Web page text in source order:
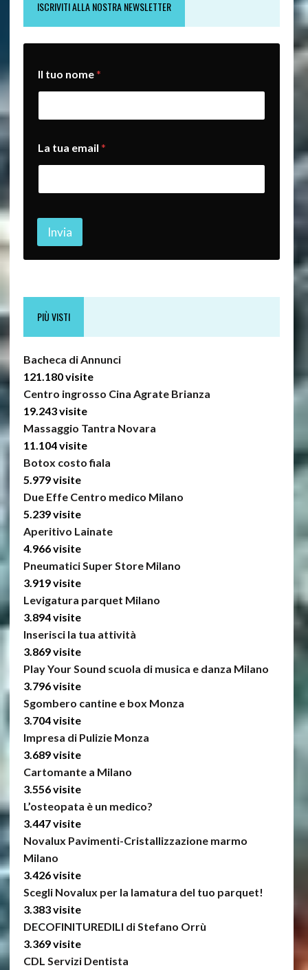
ISCRIVITI ALLA NOSTRA NEWSLETTER
a
t
o
l
Il tuo nome*
La tua email *
Invia
PIÙ VISTI
Bacheca di Annunci
121.180 visite
Centro ingrosso Cina Agrate Brianza
19.243 visite
Massaggio Tantra Novara
11.104 visite
Botox costo fiala
5.979 visite
Due Effe Centro medico Milano
5.239 visite
Aperitivo Lainate
4.966 visite
Pneumatici Super Store Milano
3.919 visite
Levigatura parquet Milano
3.894 visite
Inserisci la tua attività
3.869 visite
Play Your Sound scuola di musica e danza Milano
3.796 visite
Sgombero cantine e box Monza
3.704 visite
Impresa di Pulizie Monza
3.689 visite
Cartomante a Milano
3.556 visite
L’osteopata è un medico?
3.447 visite
Novalux Pavimenti-Cristallizzazione marmo
Milano
3.426 visite
Scegli Novalux per la lamatura del tuo parquet!
3.383 visite
DECOFINITUREDILI di Stefano Orrù
3.369 visite
CDL Servizi Dentista